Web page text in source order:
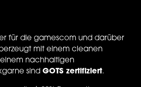
für die gamescom und darüber
mit einem cleanen
nachhaltigen
sind GOTS zertifiziert.